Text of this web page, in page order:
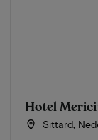
Hotel Merici
Sittard,